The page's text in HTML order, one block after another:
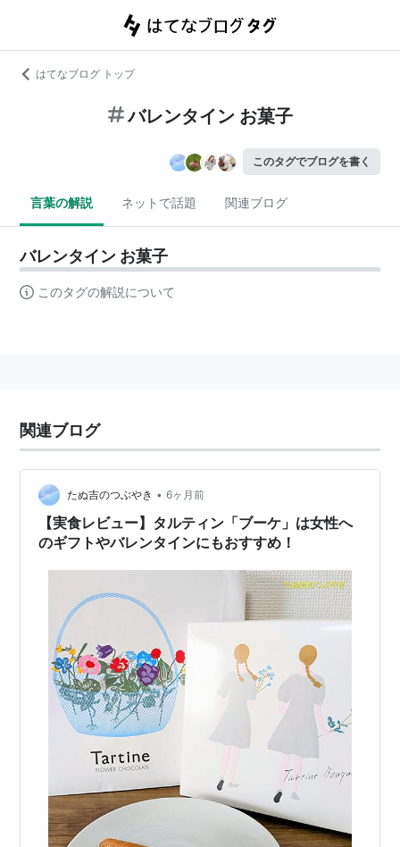
はてなブログ トップ
バレンタイン お菓子
このタグでブログを書く
言葉の解説 ネットで話題 関連ブログ
バレンタイン お菓子
このタグの解説について
関連ブログ
たぬ吉のつぶやき • 6ヶ月前
【実食レビュー】タルティン「ブーケ」は女性へ
のギフトやバレンタインにもおすすめ！